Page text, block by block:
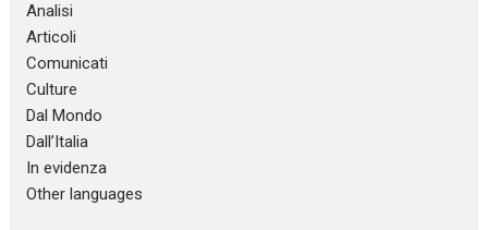
Analisi
Articoli
Comunicati
Culture
Dal Mondo
Dall’Italia
In evidenza
Other languages